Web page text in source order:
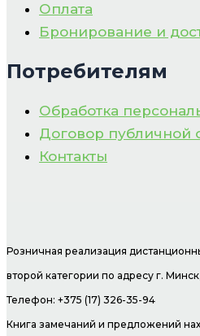
Оплата
Бронирование и
Потребителям
Обработка
Договор публичной
Контакты
Розничная реализация
второй категории по адресу г.
Телефон: +375 (17) 326-35-94
Книга замечаний и предложений